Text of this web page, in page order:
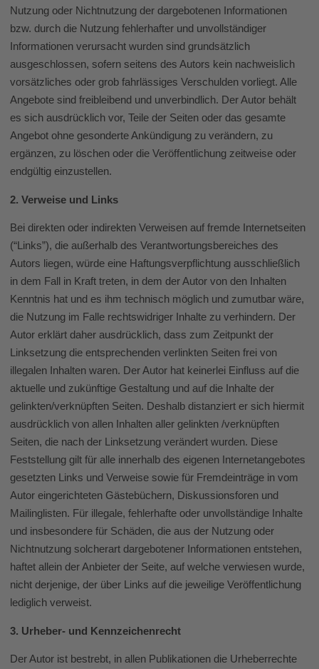
Nutzung oder Nichtnutzung der dargebotenen Informationen
bzw. durch die Nutzung fehlerhafter und unvollständiger
Informationen verursacht wurden sind grundsätzlich
ausgeschlossen, sofern seitens des Autors kein nachweislich
vorsätzliches oder grob fahrlässiges Verschulden vorliegt. Alle
Angebote sind freibleibend und unverbindlich. Der Autor behält
es sich ausdrücklich vor, Teile der Seiten oder das gesamte
Angebot ohne gesonderte Ankündigung zu verändern, zu
ergänzen, zu löschen oder die Veröffentlichung zeitweise oder
endgültig einzustellen.
2. Verweise und Links
Bei direkten oder indirekten Verweisen auf fremde Internetseiten
(“Links”), die außerhalb des Verantwortungsbereiches des
Autors liegen, würde eine Haftungsverpflichtung ausschließlich
in dem Fall in Kraft treten, in dem der Autor von den Inhalten
Kenntnis hat und es ihm technisch möglich und zumutbar wäre,
die Nutzung im Falle rechtswidriger Inhalte zu verhindern. Der
Autor erklärt daher ausdrücklich, dass zum Zeitpunkt der
Linksetzung die entsprechenden verlinkten Seiten frei von
illegalen Inhalten waren. Der Autor hat keinerlei Einfluss auf die
aktuelle und zukünftige Gestaltung und auf die Inhalte der
gelinkten/verknüpften Seiten. Deshalb distanziert er sich hiermit
ausdrücklich von allen Inhalten aller gelinkten /verknüpften
Seiten, die nach der Linksetzung verändert wurden. Diese
Feststellung gilt für alle innerhalb des eigenen Internetangebotes
gesetzten Links und Verweise sowie für Fremdeinträge in vom
Autor eingerichteten Gästebüchern, Diskussionsforen und
Mailinglisten. Für illegale, fehlerhafte oder unvollständige Inhalte
und insbesondere für Schäden, die aus der Nutzung oder
Nichtnutzung solcherart dargebotener Informationen entstehen,
haftet allein der Anbieter der Seite, auf welche verwiesen wurde,
nicht derjenige, der über Links auf die jeweilige Veröffentlichung
lediglich verweist.
3. Urheber- und Kennzeichenrecht
Der Autor ist bestrebt, in allen Publikationen die Urheberrechte